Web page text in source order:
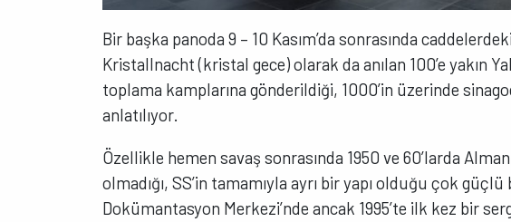
Bir başka panoda 9 – 10 Kasım’da sonrasında
Kristallnacht (kristal gece) olarak da anılan 100’e yakın
toplama kamplarına gönderildiği, 1000’in üzerinde
anlatılıyor.
Özellikle hemen savaş sonrasında 1950 ve 60’larda
olmadığı, SS’in tamamıyla ayrı bir yapı olduğu çok
Dokümantasyon Merkezi’nde ancak 1995’te ilk kez bir